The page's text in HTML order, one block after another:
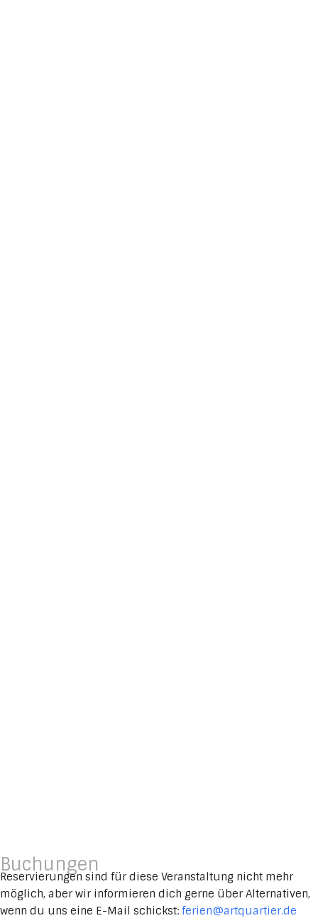
Buchungen
Reservierungen sind für diese Veranstaltung nicht mehr
möglich, aber wir informieren dich gerne über Alternativen,
wenn du uns eine E-Mail schickst: ferien@artquartier.de